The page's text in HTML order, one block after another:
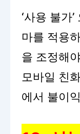
‘사용 불가
마를 적용
을 조정해
모바일 친
에서 불이